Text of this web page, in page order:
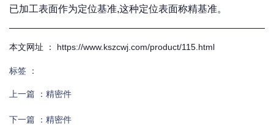
已加工表面作为定位基准,这种定位表面称精基准。
本文网址 ： https://www.kszcwj.com/product/115.html
标签 ：
上一篇 ： 精密件
下一篇 ： 精密件